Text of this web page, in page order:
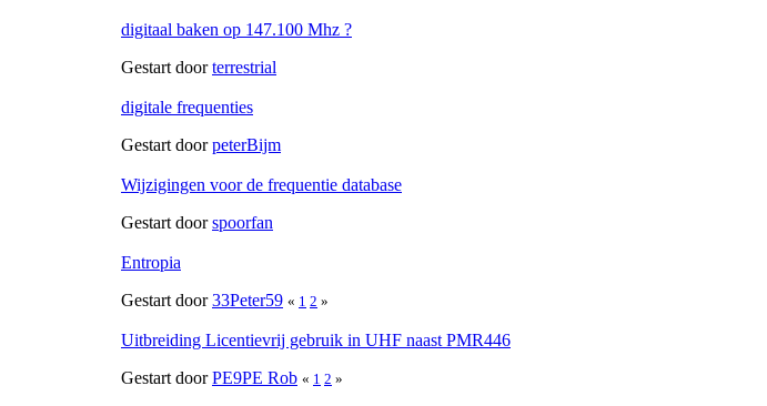
digitaal baken op 147.100 Mhz ?
Gestart doorterrestrial
digitale frequenties
Gestart doorpeterBijm
Wijzigingen voor de frequentie database
Gestart doorspoorfan
Entropia
Gestart door33Peter59 « 1 2 »
Uitbreiding Licentievrij gebruik in UHF naast PMR446
Gestart doorPE9PE Rob « 1 2 »